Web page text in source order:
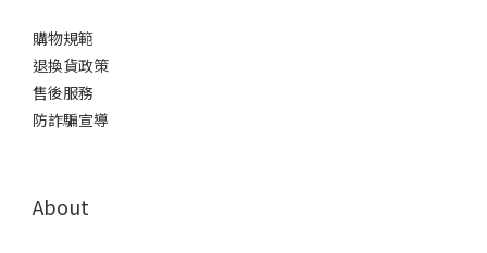
購物規範
退換貨政策
售後服務
防詐騙宣導
About